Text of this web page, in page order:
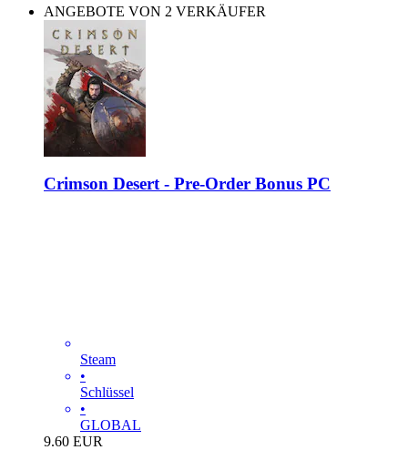
ANGEBOTE VON 2 VERKÄUFER
Crimson Desert - Pre-Order Bonus PC
Steam
•
Schlüssel
•
GLOBAL
9.60 EUR